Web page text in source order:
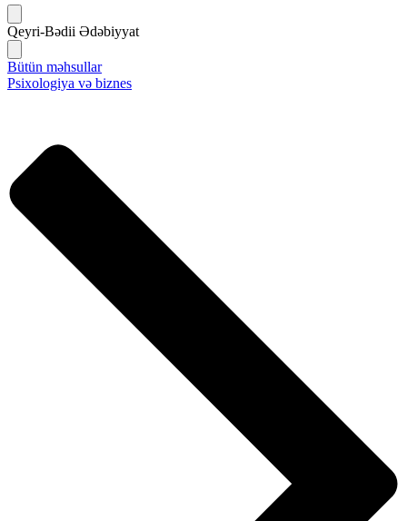
Qeyri-Bədii Ədəbiyyat
Bütün məhsullar
Psixologiya və biznes